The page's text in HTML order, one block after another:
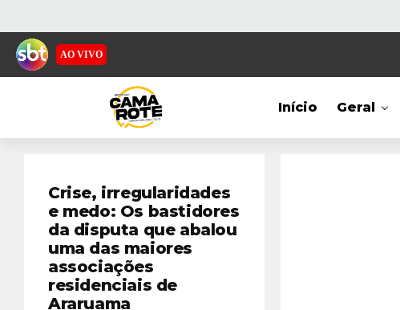
AO VIVO
Início Geral
Crise, irregularidades
e medo: Os bastidores
da disputa que abalou
uma das maiores
associações
residenciais de
Araruama